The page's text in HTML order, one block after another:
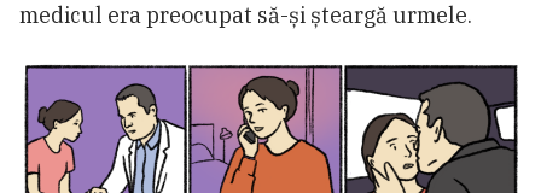
medicul era preocupat să-și șteargă urmele.